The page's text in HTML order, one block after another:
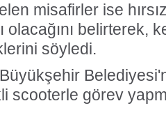
misafirler ise
olacağını belirterek,
söyledi.
scooterle görev